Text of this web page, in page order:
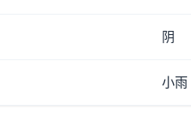
阴
小雨